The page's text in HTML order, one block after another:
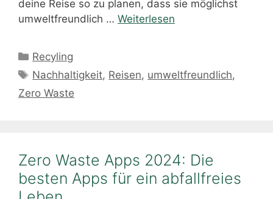
deine Reise so zu planen, dass sie möglichst
umweltfreundlich … Weiterlesen
Kategorien
Recyling
Schlagwörter
Nachhaltigkeit, Reisen, umweltfreundlich,
Zero Waste
Zero Waste Apps 2024: Die
besten Apps für ein abfallfreies